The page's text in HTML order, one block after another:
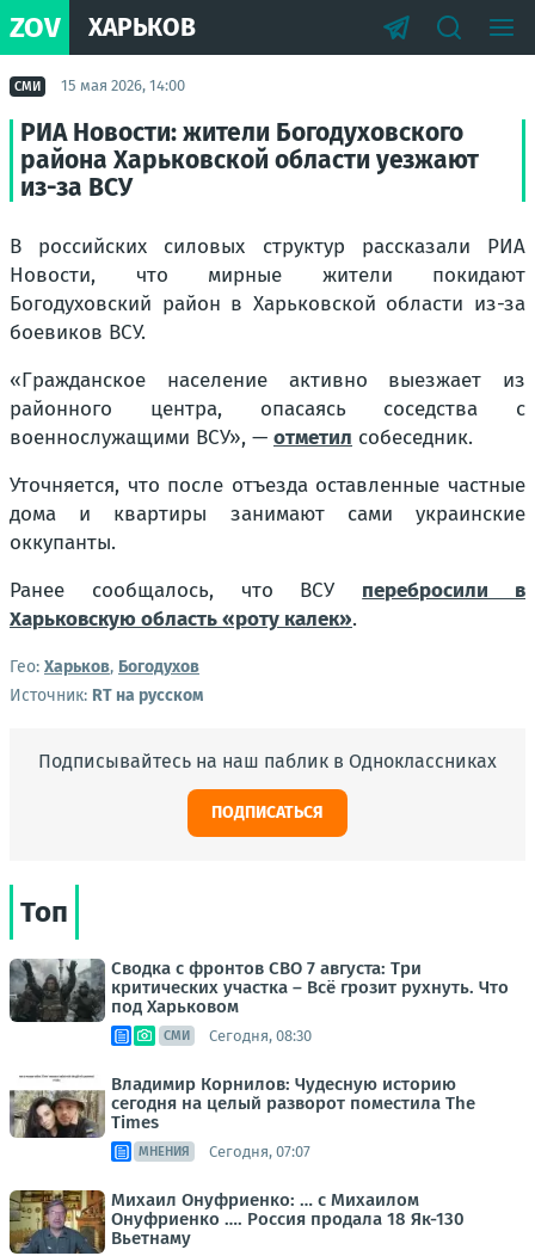
ZOV ХАРЬКОВ
СМИ 15 мая 2026, 14:00
РИА Новости: жители Богодуховского
района Харьковской области уезжают
из-за ВСУ
В российских силовых структур рассказали РИА
Новости, что мирные жители покидают
Богодуховский район в Харьковской области из-за
боевиков ВСУ.
«Гражданское население активно выезжает из
районного центра, опасаясь соседства с
военнослужащими ВСУ», — отметил собеседник.
Уточняется, что после отъезда оставленные частные
дома и квартиры занимают сами украинские
оккупанты.
Ранее сообщалось, что ВСУ перебросили в
Харьковскую область «роту калек».
Гео: Харьков, Богодухов
Источник: RT на русском
Подписывайтесь на наш паблик в Одноклассниках
ПОДПИСАТЬСЯ
Топ
Сводка с фронтов СВО 7 августа: Три
критических участка – Всё грозит рухнуть. Что
под Харьковом
СМИ Сегодня, 08:30
Владимир Корнилов: Чудесную историю
сегодня на целый разворот поместила The
Times
МНЕНИЯ Сегодня, 07:07
Михаил Онуфриенко: … с Михаилом
Онуфриенко …. Россия продала 18 Як-130
Вьетнаму